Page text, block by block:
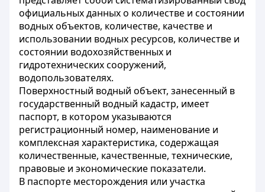
официальных данных о количестве и состоянии
водных объектов, количестве, качестве и
использовании водных ресурсов, количестве и
состоянии водохозяйственных и
гидротехнических сооружений,
водопользователях.
Поверхностный водный объект, занесенный в
государственный водный кадастр, имеет
паспорт, в котором указываются
регистрационный номер, наименование и
комплексная характеристика, содержащая
количественные, качественные, технические,
правовые и экономические показатели.
В паспорте месторождения или участка